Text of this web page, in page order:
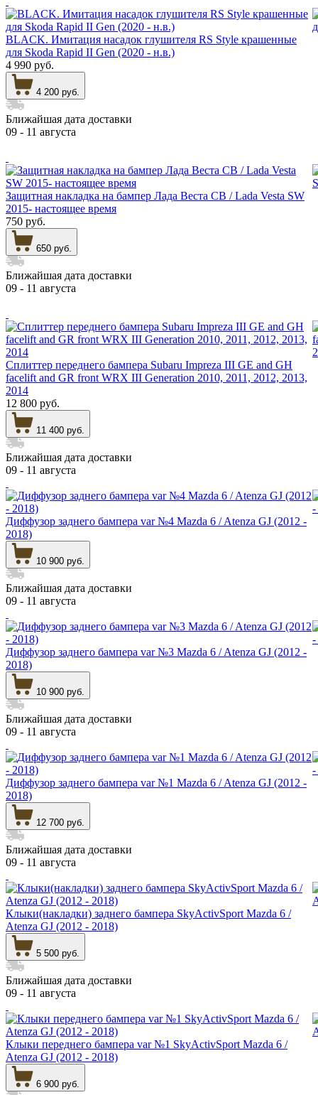
BLACK. Имитация насадок глушителя RS Style крашенные
для Skoda Rapid II Gen (2020 - н.в.)
4 990 руб.
4 200 руб.
Ближайшая дата доставки
09 - 11 августа
Защитная накладка на бампер Лада Веста СВ / Lada Vesta SW
2015- настоящее время
750 руб.
650 руб.
Ближайшая дата доставки
09 - 11 августа
Сплиттер переднего бампера Subaru Impreza III GE and GH
facelift and GR front WRX III Generation 2010, 2011, 2012, 2013,
2014
12 800 руб.
11 400 руб.
Ближайшая дата доставки
09 - 11 августа
Диффузор заднего бампера var №4 Mazda 6 / Atenza GJ (2012 -
2018)
10 900 руб.
Ближайшая дата доставки
09 - 11 августа
Диффузор заднего бампера var №3 Mazda 6 / Atenza GJ (2012 -
2018)
10 900 руб.
Ближайшая дата доставки
09 - 11 августа
Диффузор заднего бампера var №1 Mazda 6 / Atenza GJ (2012 -
2018)
12 700 руб.
Ближайшая дата доставки
09 - 11 августа
Клыки(накладки) заднего бампера SkyActivSport Mazda 6 /
Atenza GJ (2012 - 2018)
5 500 руб.
Ближайшая дата доставки
09 - 11 августа
Клыки переднего бампера var №1 SkyActivSport Mazda 6 /
Atenza GJ (2012 - 2018)
6 900 руб.